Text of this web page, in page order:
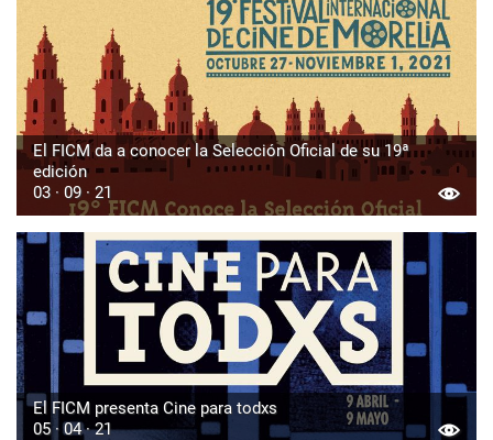
El FICM da a conocer la Selección Oficial de su 19ª
edición
03 · 09 · 21
El FICM presenta Cine para todxs
05 · 04 · 21